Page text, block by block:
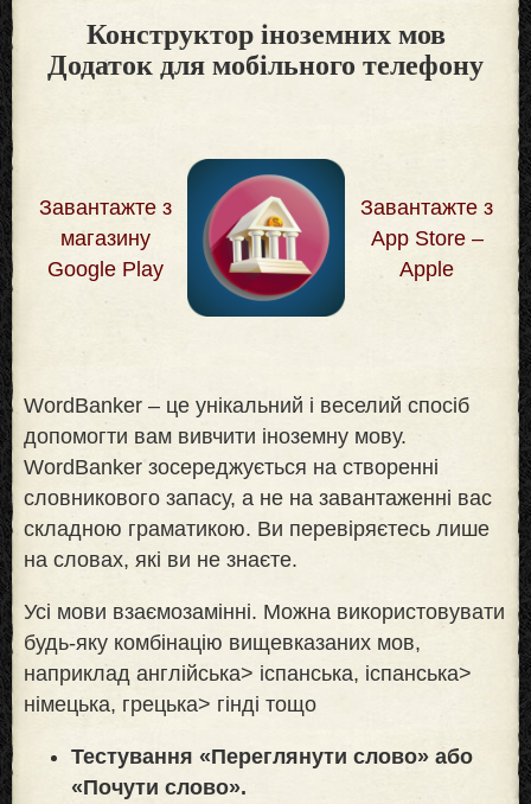
Конструктор іноземних мов
Додаток для мобільного телефону
Завантажте з
магазину
Google Play
Завантажте з
App Store –
Apple
WordBanker – це унікальний і веселий спосіб
допомогти вам вивчити іноземну мову.
WordBanker зосереджується на створенні
словникового запасу, а не на завантаженні вас
складною граматикою. Ви перевіряєтесь лише
на словах, які ви не знаєте.
Усі мови взаємозамінні. Можна використовувати
будь-яку комбінацію вищевказаних мов,
наприклад англійська> іспанська, іспанська>
німецька, грецька> гінді тощо
Тестування «Переглянути слово» або
«Почути слово».